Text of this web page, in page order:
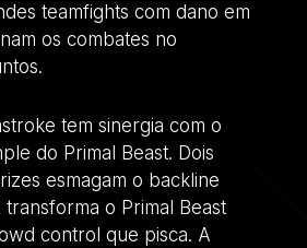
teamfights com dano em
os combates no
tem sinergia com o
do Primal Beast. Dois
esmagam o backline
o Primal Beast
control que pisca. A